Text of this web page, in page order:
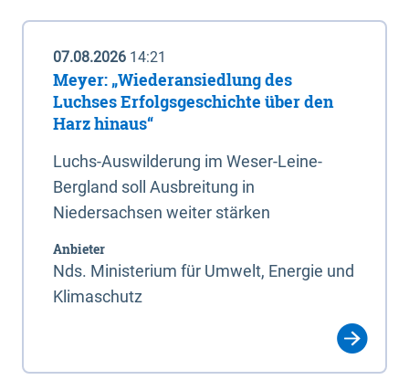
07.08.2026 14:21
Meyer: „Wiederansiedlung des
Luchses Erfolgsgeschichte über den
Harz hinaus“
Luchs-Auswilderung im Weser-Leine-
Bergland soll Ausbreitung in
Niedersachsen weiter stärken
Anbieter
Nds. Ministerium für Umwelt, Energie und
Klimaschutz